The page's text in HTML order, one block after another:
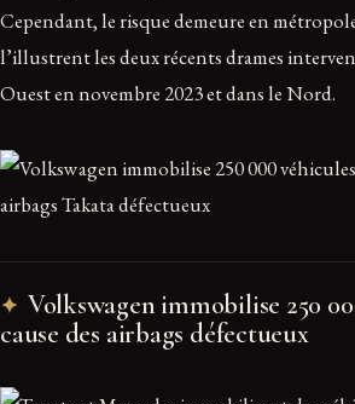
Cependant, le risque demeure en
l’illustrent les deux récents drames
Ouest en novembre 2023 et dans le Nord.
Volkswagen immobilise 250
cause des airbags défectueux